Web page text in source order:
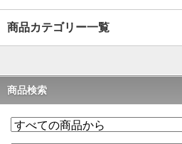
商品カテゴリー一覧
商品検索